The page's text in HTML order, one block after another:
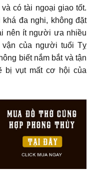
có tài ngoại giao tốt.
đa nghi, không đặt
nên ít người ưa nhiều
của người tuổi Tỵ
biết nắm bắt và tận
bị vụt mất cơ hội của